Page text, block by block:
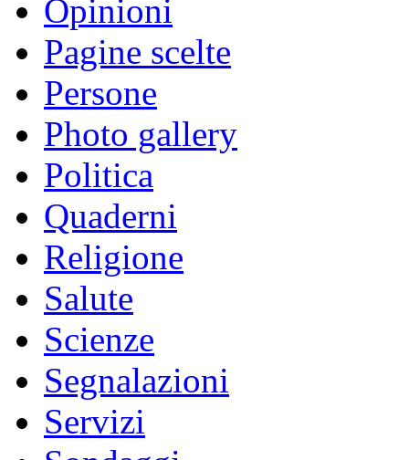
Opinioni
Pagine scelte
Persone
Photo gallery
Politica
Quaderni
Religione
Salute
Scienze
Segnalazioni
Servizi